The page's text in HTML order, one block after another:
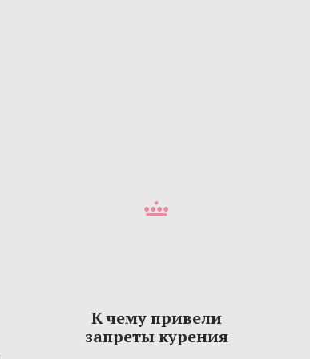
К чему привели
запреты курения